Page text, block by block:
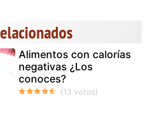
Alimentos con calorías
negativas ¿Los
conoces?